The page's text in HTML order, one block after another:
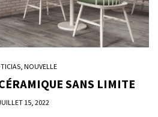
NOUVELLE
SANS LIMITE
15, 2022